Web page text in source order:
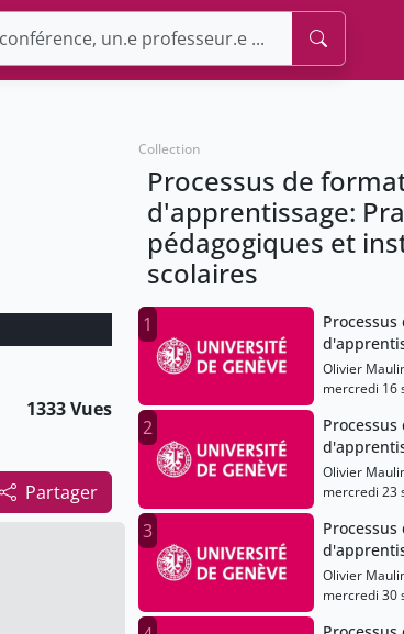
1333 Vues
Partager
Collection
Processus de
d'apprentissage:
pédagogiques et
scolaires
1
scolaires
Olivier
mercredi 16
2
scolaires
Olivier
mercredi 23
3
scolaires
Olivier
mercredi 30